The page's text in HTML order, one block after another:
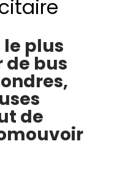
le plus
bus
de